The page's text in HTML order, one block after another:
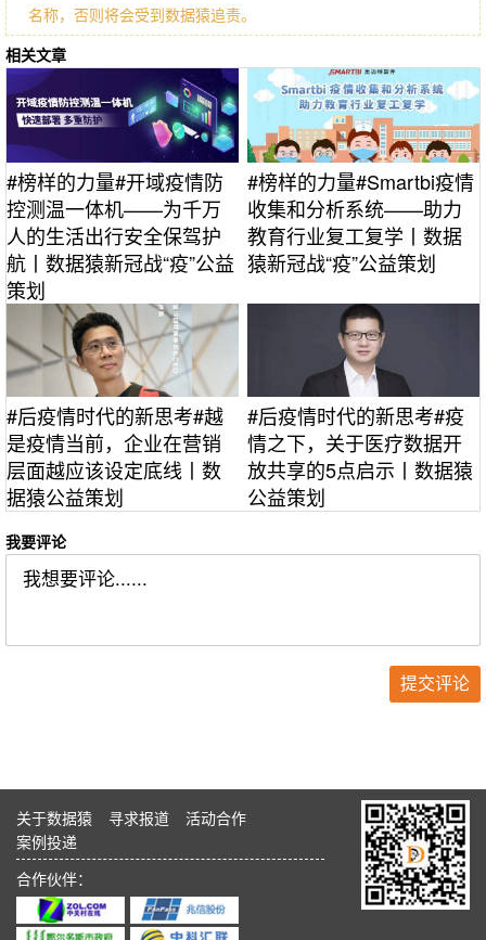
名称，否则将会受到数据猿追责。
相关文章
#榜样的力量#开域疫情防
控测温一体机——为千万
人的生活出行安全保驾护
航丨数据猿新冠战“疫”公益
策划
#榜样的力量#Smartbi疫情
收集和分析系统——助力
教育行业复工复学丨数据
猿新冠战“疫”公益策划
#后疫情时代的新思考#越
是疫情当前，企业在营销
层面越应该设定底线丨数
据猿公益策划
#后疫情时代的新思考#疫
情之下，关于医疗数据开
放共享的5点启示丨数据猿
公益策划
我要评论
关于数据猿 寻求报道
活动合作
案例投递
合作伙伴：